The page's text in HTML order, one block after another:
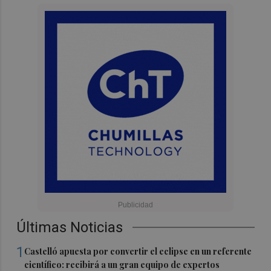
Últimas Noticias
1 Castelló apuesta por convertir el eclipse en un referente
científico: recibirá a un gran equipo de expertos